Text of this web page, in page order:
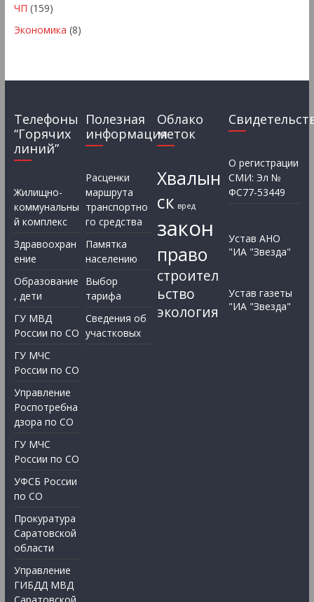
ЧП (159)
Экономика (8)
Телефоны
“Горячих
линий”
Жилищно-
коммунальны
й комплекс
Здравоохран
ение
Образование
, дети
ГУ МВД
России по СО
ГУ МЧС
России по СО
Управление
Роспотребна
дзора по СО
ГУ МЧС
России по СО
УФСБ России
по СО
Прокуратура
Саратовской
области
Управление
ГИБДД МВД
Саратовской
Полезная
информация
Расценки
маршрута
транспортно
го средства
Памятка
населению
Выбор
тарифа
Сведения об
участковых
Облако
меток
Хвалын
ск вред
закон
право
строител
ьство
экология
О регистрации
СМИ: Эл №
ФС77-53449
Устав АНО
"ИА "Звезда"
Устав газеты
"ИА "Звезда"